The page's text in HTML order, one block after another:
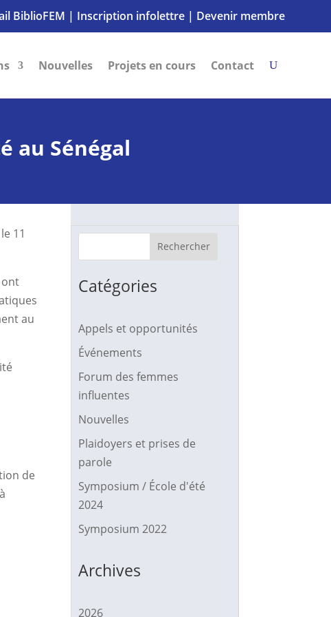
BiblioFEM | Inscription infolettre| Devenir membre
Nouvelles Projets en cours Contact
au Sénégal
11
ont
au
de
Rechercher
Catégories
Appels et opportunités
Événements
Forum des femmes
influentes
Nouvelles
Plaidoyers et prises de
parole
Symposium / École d'été
2024
Symposium 2022
Archives
2026